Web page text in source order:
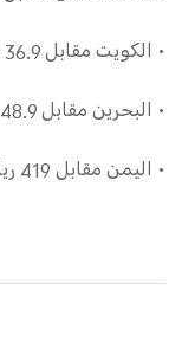
• الكويت مقابل 36.9 دينار كويتي
• البحرين مقابل 48.9 دينار بحريني
• اليمن مقابل 419 ريال يمني